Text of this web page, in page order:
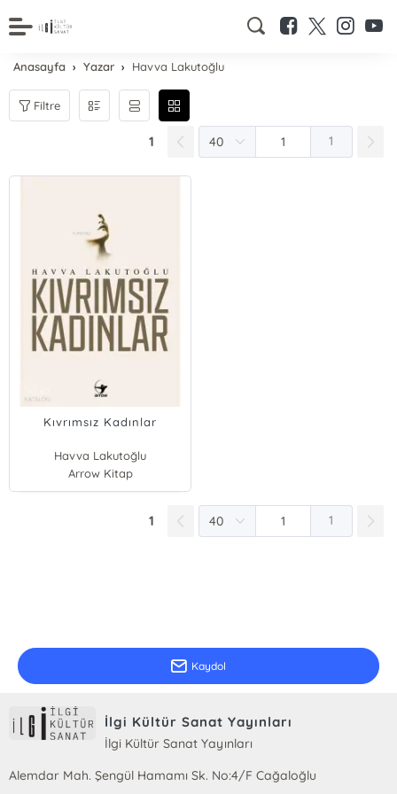
Anasayfa Yazar Havva Lakutoğlu
Filtre
1 1
Kıvrımsız Kadınlar
Havva Lakutoğlu
Arrow Kitap
1 1
Kaydol
İlgi Kültür Sanat Yayınları
İlgi Kültür Sanat Yayınları
Alemdar Mah. Şengül Hamamı Sk. No:4/F Cağaloğlu